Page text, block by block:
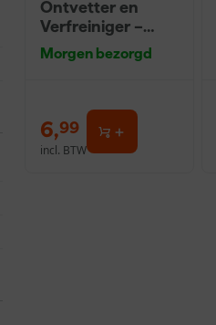
Ontvetter en
Verfreiniger –
0,5L
Morgen bezorgd
6,99
incl. BTW